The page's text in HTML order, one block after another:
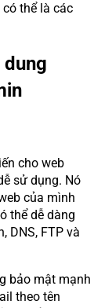
có thể là các
cho web
sử dụng. Nó
của mình
thể dễ dàng
DNS, FTP và
bảo mật mạnh
theo tên